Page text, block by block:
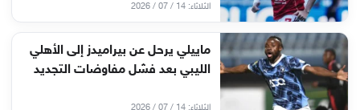
الثلاثاء: 14 / 07 / 2026
ماييلي يرحل عن بيراميدز إلى الأهلي
الليبي بعد فشل مفاوضات التجديد